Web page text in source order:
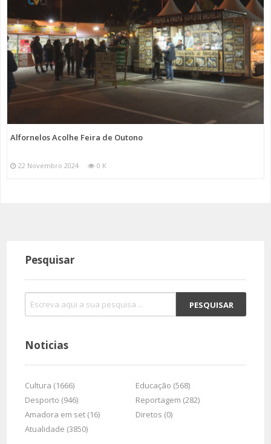
Alfornelos Acolhe Feira de Outono
22 Novembro 2024 0 K
Pesquisar
Noticias
Cultura (1666)
Educação (568)
Desporto (946)
Reportagem (282)
Amadora em set (16)
Diretos (0)
Atualidade (3850)